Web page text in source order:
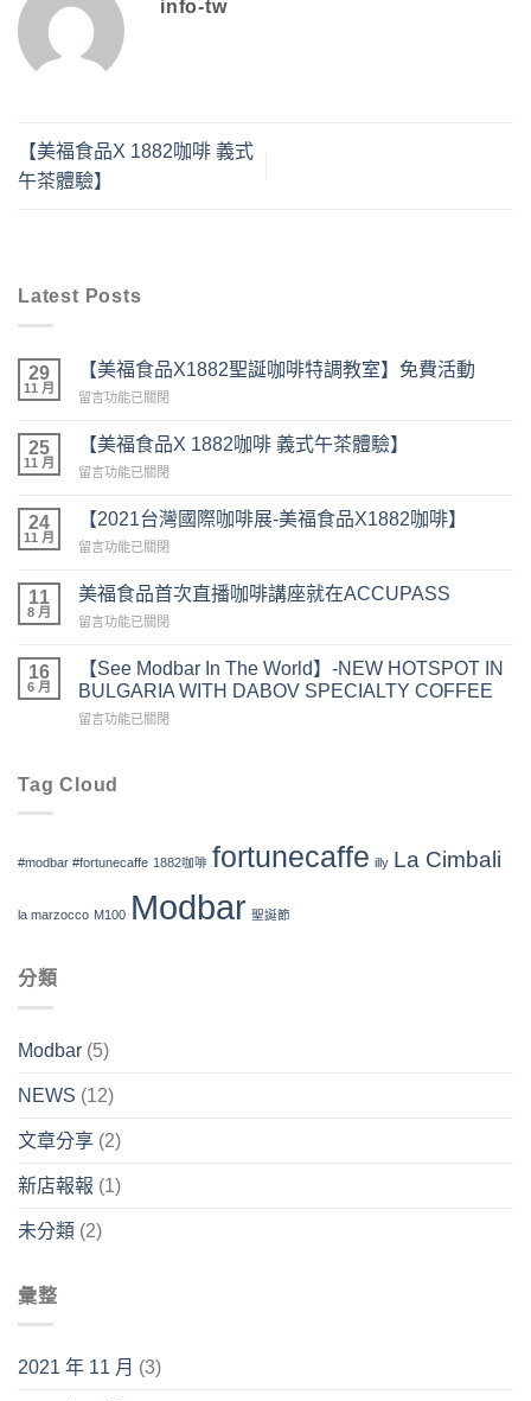
info-tw
【美福食品X 1882咖啡 義式
午茶體驗】
Latest Posts
29
11 月
【美福食品X1882聖誕咖啡特調教室】免費活動
在
品
誕
咖
特
調
室】
費
活
留言功能已關閉
25
11 月
【美福食品X 1882咖啡 義式午茶體驗】
在
品
1882
咖
啡
午
茶
留言功能已關閉
24
11 月
【2021台灣國際咖啡展-美福食品X1882咖啡】
在
台
灣
國
啡
美
品
中
留言功能已關閉
11
8 月
美福食品首次直播咖啡講座就在ACCUPASS
在
食
品
首
播
座
ACCUPASS〉
留言功能已關閉
16
6 月
【See Modbar In The World】-NEW HOTSPOT IN
BULGARIA WITH DABOV SPECIALTY COFFEE
在
In
HOTSPOT
BULGARIA
WITH
留言功能已關閉
Tag Cloud
#modbar #fortunecaffe 1882咖啡 fortunecaffe illy La Cimbali
la marzocco M100 Modbar 聖誕節
分類
Modbar (5)
NEWS (12)
文章分享 (2)
新店報報 (1)
未分類 (2)
彙整
2021 年 11 月 (3)